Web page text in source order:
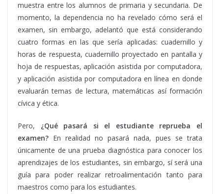
muestra entre los alumnos de primaria y secundaria. De
momento, la dependencia no ha revelado cómo será el
examen, sin embargo, adelantó que está considerando
cuatro formas en las que sería aplicadas: cuadernillo y
horas de respuesta, cuadernillo proyectado en pantalla y
hoja de respuestas, aplicación asistida por computadora,
y aplicación asistida por computadora en línea en donde
evaluarán temas de lectura, matemáticas así formación
cívica y ética.
Pero, ¿Qué pasará si el estudiante reprueba el
examen? En realidad no pasará nada, pues se trata
únicamente de una prueba diagnóstica para conocer los
aprendizajes de los estudiantes, sin embargo, sí será una
guía para poder realizar retroalimentación tanto para
maestros como para los estudiantes.